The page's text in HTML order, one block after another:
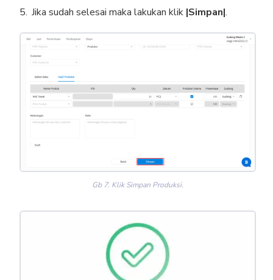
Jika sudah selesai maka lakukan klik |Simpan|.
Gb 7. Klik Simpan Produksi.